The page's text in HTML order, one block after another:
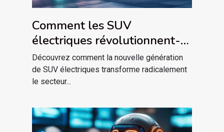
Comment les SUV
électriques révolutionnent-
ils le confort et l'autonomie ?
Découvrez comment la nouvelle génération
de SUV électriques transforme radicalement
le secteur...